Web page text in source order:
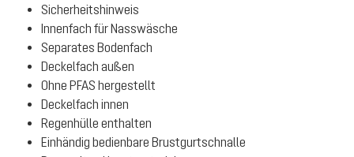
Sicherheitshinweis
Innenfach für Nasswäsche
Separates Bodenfach
Deckelfach außen
Ohne PFAS hergestellt
Deckelfach innen
Regenhülle enthalten
Einhändig bedienbare Brustgurtschnalle